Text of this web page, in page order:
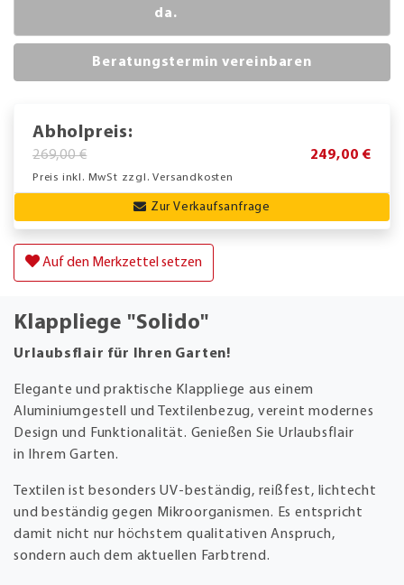
da.
Beratungstermin vereinbaren
Abholpreis:
269,00 € 249,00 €
Preis inkl. MwSt zzgl. Versandkosten
Zur Verkaufsanfrage
Auf den Merkzettel setzen
Klappliege "Solido"
Urlaubsflair für Ihren Garten!
Elegante und praktische Klappliege aus einem
Aluminiumgestell und Textilenbezug, vereint modernes
Design und Funktionalität. Genießen Sie Urlaubsflair
in Ihrem Garten.
Textilen ist besonders UV-beständig, reißfest, lichtecht
und beständig gegen Mikroorganismen. Es entspricht
damit nicht nur höchstem qualitativen Anspruch,
sondern auch dem aktuellen Farbtrend.